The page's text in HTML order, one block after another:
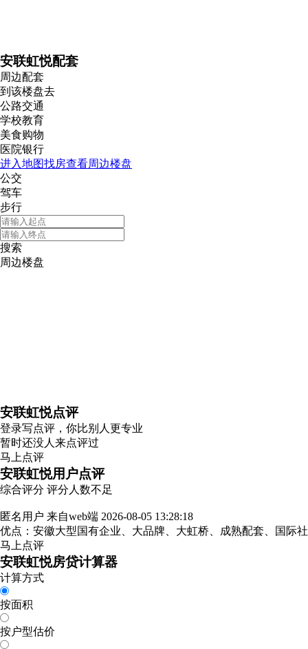
安联虹悦配套
周边配套
到该楼盘去
公路交通
学校教育
美食购物
医院银行
进入地图找房查看周边楼盘
公交
驾车
步行
搜索
周边楼盘
安联虹悦点评
登录写点评，你比别人更专业
暂时还没人来点评过
马上点评
安联虹悦用户点评
综合评分 评分人数不足
匿名用户 来自web端 2026-08-05 13:28:18
优点：安徽大型国有企业、大品牌、大虹桥、成熟配套、国
马上点评
安联虹悦房贷计算器
计算方式
按面积
按户型估价